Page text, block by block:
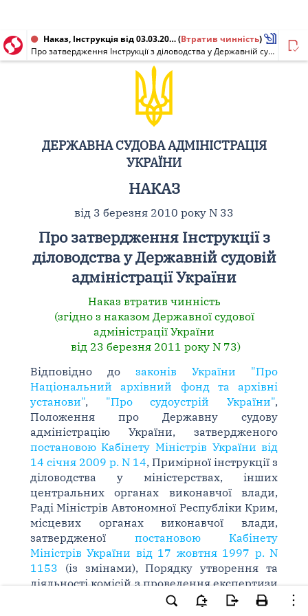
Наказ, Інструкція від 03.03.2010 № 33(Втратив чинність)
Про затвердження Інструкції з діловодства у Державній судовій адміністрації України
ДЕРЖАВНА СУДОВА АДМІНІСТРАЦІЯ
УКРАЇНИ
НАКАЗ
від 3 березня 2010 року N 33
Про затвердження Інструкції з
діловодства у Державній судовій
адміністрації України
Наказ втратив чинність
(згідно з наказом Державної судової
адміністрації України
від 23 березня 2011 року N 73)
Відповідно до законів України "Про
Національний архівний фонд та архівні
установи", "Про судоустрій України",
Положення про Державну судову
адміністрацію України, затвердженого
постановою Кабінету Міністрів України від
14 січня 2009 р. N 14, Примірної інструкції з
діловодства у міністерствах, інших
центральних органах виконавчої влади,
Раді Міністрів Автономної Республіки Крим,
місцевих органах виконавчої влади,
затвердженої постановою Кабінету
Міністрів України від 17 жовтня 1997 р. N
1153 (із змінами), Порядку утворення та
діяльності комісій з проведення експертизи
цінності документів, затвердженого